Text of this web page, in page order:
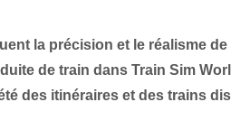
la précision et le réalisme de
de train dans Train Sim Worl
des itinéraires et des trains dis